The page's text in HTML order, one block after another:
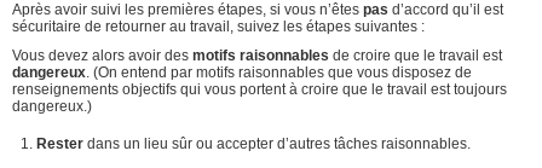
Après avoir suivi les premières étapes, si vous n’êtes pas d’accord qu’il est
sécuritaire de retourner au travail, suivez les étapes suivantes :
Vous devez alors avoir des motifs raisonnables de croire que le travail est
dangereux. (On entend par motifs raisonnables que vous disposez de
renseignements objectifs qui vous portent à croire que le travail est toujours
dangereux.)
Rester dans un lieu sûr ou accepter d’autres tâches raisonnables.